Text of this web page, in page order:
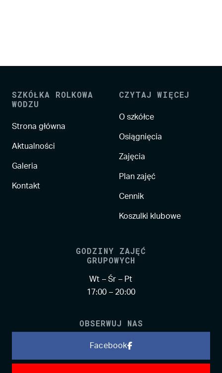
SZKÓŁKA ROLKOWA
WODZU
Strona główna
Aktualności
Galeria
Kontakt
CZYTAJ WIĘCEJ
O szkółce
Osiągnięcia
Zajęcia
Plan zajęć
Cennik
Koszulki klubowe
GODZINY ZAJĘĆ
GRUPOWYCH
Wt – Śr – Pt
17:00 – 20:00
OBSERWUJ NAS
Facebook